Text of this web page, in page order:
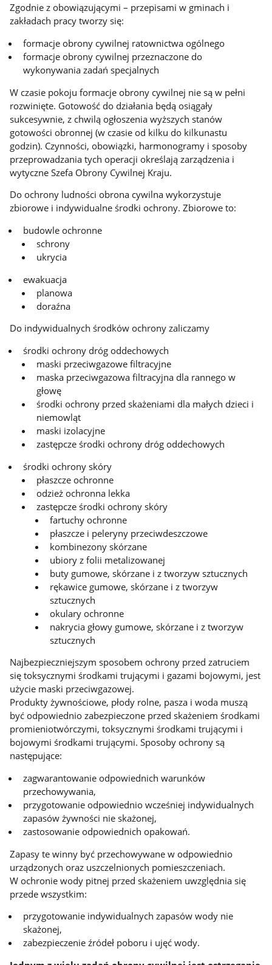
Zgodnie z obowiązującymi – przepisami w gminach i
zakładach pracy tworzy się:
formacje obrony cywilnej ratownictwa ogólnego
formacje obrony cywilnej przeznaczone do
wykonywania zadań specjalnych
W czasie pokoju formacje obrony cywilnej nie są w pełni
rozwinięte. Gotowość do działania będą osiągały
sukcesywnie, z chwilą ogłoszenia wyższych stanów
gotowości obronnej (w czasie od kilku do kilkunastu
godzin). Czynności, obowiązki, harmonogramy i sposoby
przeprowadzania tych operacji określają zarządzenia i
wytyczne Szefa Obrony Cywilnej Kraju.
Do ochrony ludności obrona cywilna wykorzystuje
zbiorowe i indywidualne środki ochrony. Zbiorowe to:
budowle ochronne
schrony
ukrycia
ewakuacja
planowa
doraźna
Do indywidualnych środków ochrony zaliczamy
środki ochrony dróg oddechowych
maski przeciwgazowe filtracyjne
maska przeciwgazowa filtracyjna dla rannego w
głowę
środki ochrony przed skażeniami dla małych dzieci i
niemowląt
maski izolacyjne
zastępcze środki ochrony dróg oddechowych
środki ochrony skóry
płaszcze ochronne
odzież ochronna lekka
zastępcze środki ochrony skóry
fartuchy ochronne
płaszcze i peleryny przeciwdeszczowe
kombinezony skórzane
ubiory z folii metalizowanej
buty gumowe, skórzane i z tworzyw sztucznych
rękawice gumowe, skórzane i z tworzyw
sztucznych
okulary ochronne
nakrycia głowy gumowe, skórzane i z tworzyw
sztucznych
Najbezpieczniejszym sposobem ochrony przed zatruciem
się toksycznymi środkami trującymi i gazami bojowymi, jest
użycie maski przeciwgazowej.
Produkty żywnościowe, płody rolne, pasza i woda muszą
być odpowiednio zabezpieczone przed skażeniem środkami
promieniotwórczymi, toksycznymi środkami trującymi i
bojowymi środkami trującymi. Sposoby ochrony są
następujące:
zagwarantowanie odpowiednich warunków
przechowywania,
przygotowanie odpowiednio wcześniej indywidualnych
zapasów żywności nie skażonej,
zastosowanie odpowiednich opakowań.
Zapasy te winny być przechowywane w odpowiednio
urządzonych oraz uszczelnionych pomieszczeniach.
W ochronie wody pitnej przed skażeniem uwzględnia się
przede wszystkim:
przygotowanie indywidualnych zapasów wody nie
skażonej,
zabezpieczenie źródeł poboru i ujęć wody.